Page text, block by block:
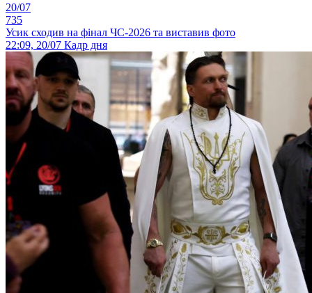
20/07
735
Усик сходив на фінал ЧС-2026 та виставив фото
22:09, 20/07 Кадр дня